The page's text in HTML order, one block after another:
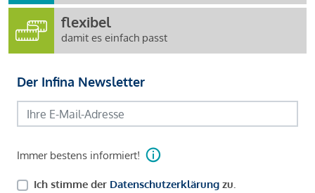
flexibel
damit es einfach passt
Der Infina Newsletter
Immer bestens informiert!
Ich stimme der Datenschutzerklärung zu.